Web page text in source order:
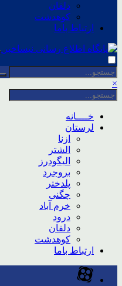
دلفان
کوهدشت
ارتباط باما
×
خــــانه
لرستان
ازنا
الشتر
الیگودرز
بروجرد
پلدختر
چگنی
خرم آباد
درود
دلفان
کوهدشت
ارتباط باما